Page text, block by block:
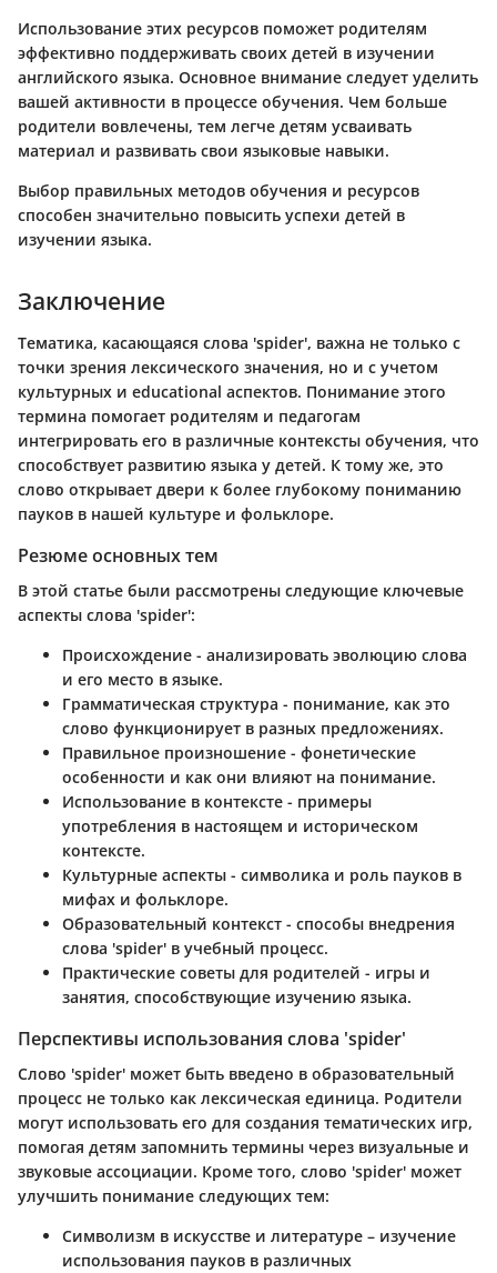
Использование этих ресурсов поможет родителям
эффективно поддерживать своих детей в изучении
английского языка. Основное внимание следует уделить
вашей активности в процессе обучения. Чем больше
родители вовлечены, тем легче детям усваивать
материал и развивать свои языковые навыки.
Выбор правильных методов обучения и ресурсов
способен значительно повысить успехи детей в
изучении языка.
Заключение
Тематика, касающаяся слова 'spider', важна не только с
точки зрения лексического значения, но и с учетом
культурных и educational аспектов. Понимание этого
термина помогает родителям и педагогам
интегрировать его в различные контексты обучения, что
способствует развитию языка у детей. К тому же, это
слово открывает двери к более глубокому пониманию
пауков в нашей культуре и фольклоре.
Резюме основных тем
В этой статье были рассмотрены следующие ключевые
аспекты слова 'spider':
Происхождение - анализировать эволюцию слова
и его место в языке.
Грамматическая структура - понимание, как это
слово функционирует в разных предложениях.
Правильное произношение - фонетические
особенности и как они влияют на понимание.
Использование в контексте - примеры
употребления в настоящем и историческом
контексте.
Культурные аспекты - символика и роль пауков в
мифах и фольклоре.
Образовательный контекст - способы внедрения
слова 'spider' в учебный процесс.
Практические советы для родителей - игры и
занятия, способствующие изучению языка.
Перспективы использования слова 'spider'
Слово 'spider' может быть введено в образовательный
процесс не только как лексическая единица. Родители
могут использовать его для создания тематических игр,
помогая детям запомнить термины через визуальные и
звуковые ассоциации. Кроме того, слово 'spider' может
улучшить понимание следующих тем:
Символизм в искусстве и литературе – изучение
использования пауков в различных